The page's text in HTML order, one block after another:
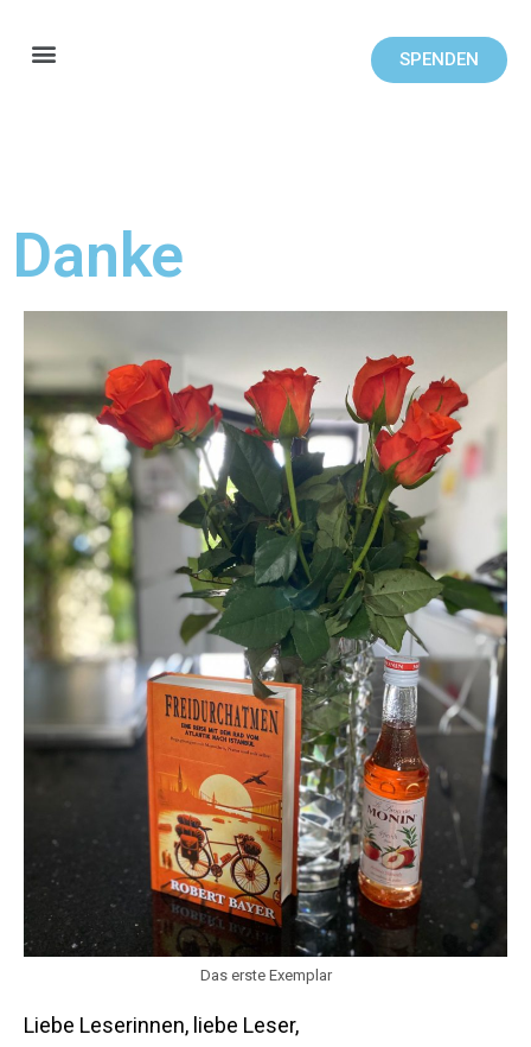
SPENDEN
Danke
Das erste Exemplar
Liebe Leserinnen, liebe Leser,